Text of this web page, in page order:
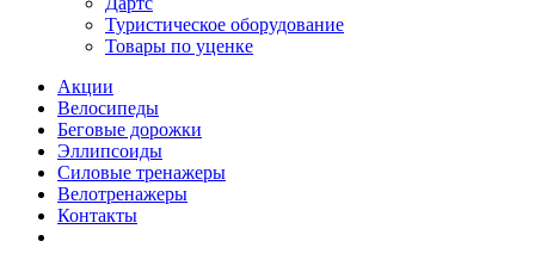
Туристическое оборудование
Товары по уценке
Акции
Велосипеды
Беговые дорожки
Эллипсоиды
Силовые тренажеры
Велотренажеры
Контакты